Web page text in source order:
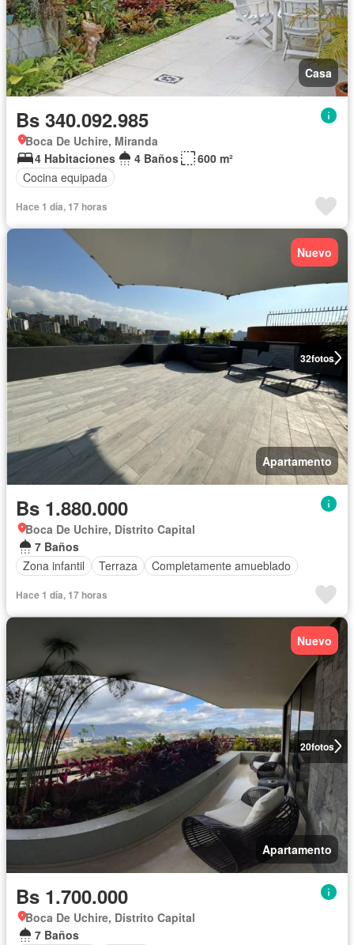
Casa
Bs 340.092.985
Boca De Uchire, Miranda
4 Habitaciones
4 Baños
600 m²
Cocina equipada
Hace 1 día, 17 horas
32fotos
Nuevo
Apartamento
Bs 1.880.000
Boca De Uchire, Distrito Capital
7 Baños
Zona infantil
Terraza Completamente amueblado
Hace 1 día, 17 horas
20fotos
Nuevo
Apartamento
Bs 1.700.000
Boca De Uchire, Distrito Capital
7 Baños